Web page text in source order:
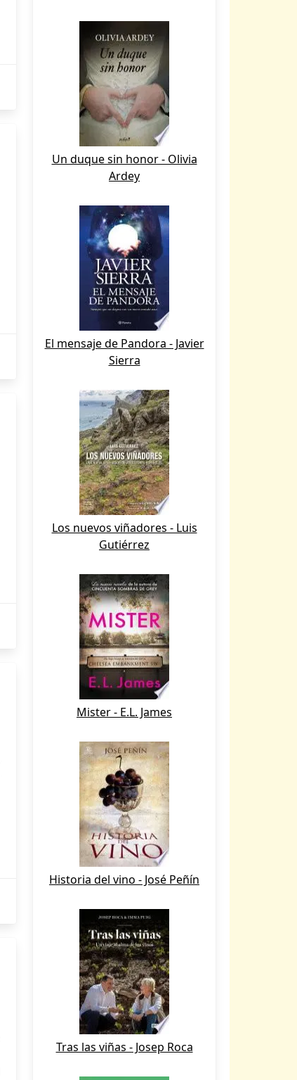
Un duque sin honor - Olivia
Ardey
El mensaje de Pandora - Javier
Sierra
Los nuevos viñadores - Luis
Gutiérrez
Mister - E.L. James
Historia del vino - José Peñín
Tras las viñas - Josep Roca